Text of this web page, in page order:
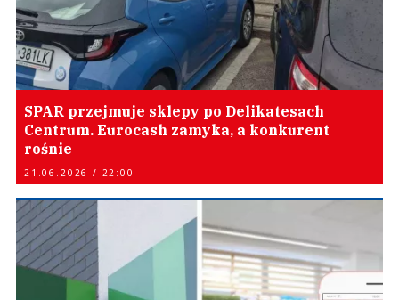
SPAR przejmuje sklepy po Delikatesach
Centrum. Eurocash zamyka, a konkurent
rośnie
21.06.2026 / 22:00